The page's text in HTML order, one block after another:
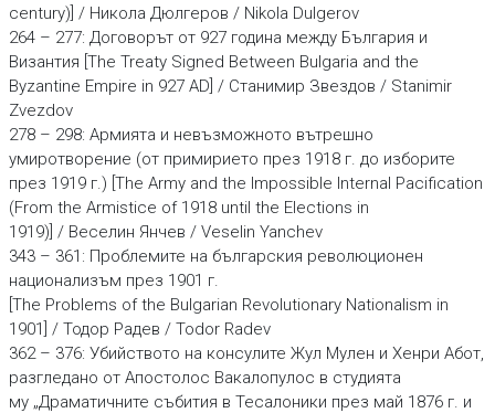
century)] / Никола Дюлгеров / Nikola Dulgerov
264 – 277: Договорът от 927 година между България и
Византия [The Treaty Signed Between Bulgaria and the
Byzantine Empire in 927 AD] / Станимир Звездов / Stanimir
Zvezdov
278 – 298: Армията и невъзможното вътрешно
умиротворение (от примирието през 1918 г. до изборите
през 1919 г.) [The Army and the Impossible Internal Pacification
(From the Armistice of 1918 until the Elections in
1919)] / Веселин Янчев / Veselin Yanchev
343 – 361: Проблемите на българския революционен
национализъм през 1901 г.
[The Problems of the Bulgarian Revolutionary Nationalism in
1901] / Тодор Радев / Todor Radev
362 – 376: Убийството на консулите Жул Мулен и Хенри Абот,
разгледано от Апостолос Вакалопулос в студията
му „Драматичните събития в Тесалоники през май 1876 г. и